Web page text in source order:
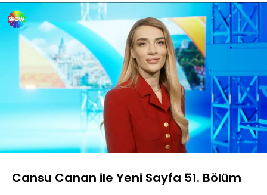
Sesi
Aç
480P
Oynatma
Hızı
Cansu Canan ile Yeni Sayfa 51. Bölüm